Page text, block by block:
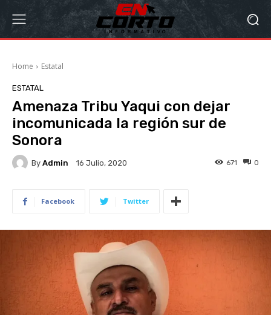
Home Estatal
ESTATAL
Amenaza Tribu Yaqui con dejar
incomunicada la región sur de
Sonora
By Admin 16 Julio, 2020 0
671
Facebook Twitter